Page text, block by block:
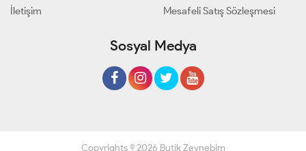
İletişim
Mesafeli Satış Sözleşmesi
Sosyal Medya
Copyrights © 2026 Butik Zeynebim